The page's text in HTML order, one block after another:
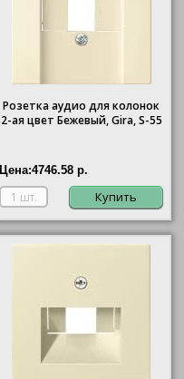
Розетка аудио для колонок
2-ая цвет Бежевый, Gira, S-55
Цена:4746.58 р.
Купить